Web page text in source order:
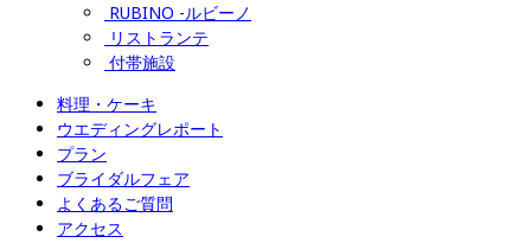
RUBINO -ルビーノ
リストランテ
付帯施設
料理・ケーキ
ウエディングレポート
プラン
ブライダルフェア
よくあるご質問
アクセス